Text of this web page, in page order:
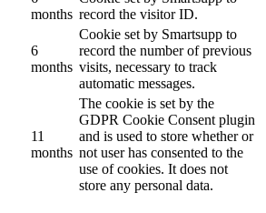
months record the visitor ID.
6
months
Cookie set by Smartsupp to
record the number of previous
visits, necessary to track
automatic messages.
11
months
The cookie is set by the
GDPR Cookie Consent plugin
and is used to store whether or
not user has consented to the
use of cookies. It does not
store any personal data.